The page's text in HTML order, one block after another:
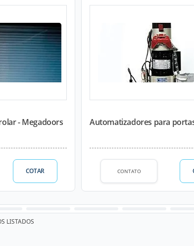
- Megadoors
COTAR
Automatizadores para
CONTATO
LISTADOS